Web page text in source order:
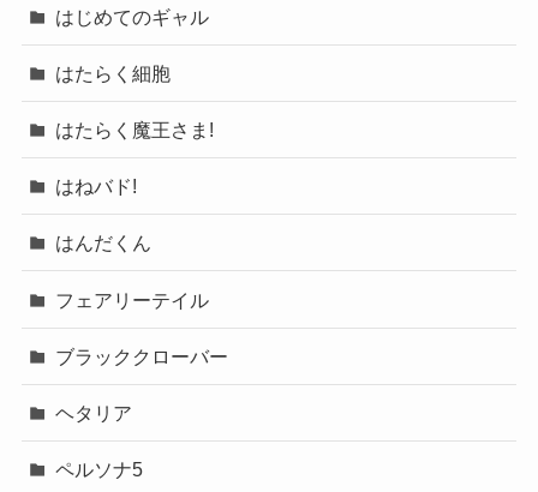
はじめてのギャル
はたらく細胞
はたらく魔王さま!
はねバド!
はんだくん
フェアリーテイル
ブラッククローバー
ヘタリア
ペルソナ5